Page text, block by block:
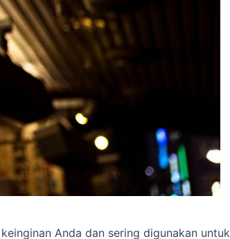
Anda dan sering digunakan untuk